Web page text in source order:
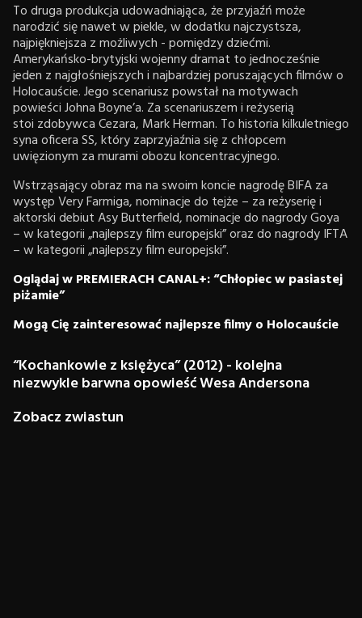
To druga produkcja udowadniająca, że przyjaźń może
narodzić się nawet w piekle, w dodatku najczystsza,
najpiękniejsza z możliwych - pomiędzy dziećmi.
Amerykańsko-brytyjski wojenny dramat to jednocześnie
jeden z najgłośniejszych i najbardziej poruszających filmów o
Holocauście. Jego scenariusz powstał na motywach
powieści Johna Boyne’a. Za scenariuszem i reżyserią
stoi zdobywca Cezara, Mark Herman. To historia kilkuletniego
syna oficera SS, który zaprzyjaźnia się z chłopcem
uwięzionym za murami obozu koncentracyjnego.
Wstrząsający obraz ma na swoim koncie nagrodę BIFA za
występ Very Farmiga, nominacje do tejże – za reżyserię i
aktorski debiut Asy Butterfield, nominacje do nagrody Goya
– w kategorii „najlepszy film europejski” oraz do nagrody IFTA
– w kategorii „najlepszy film europejski”.
Oglądaj w PREMIERACH CANAL+: “Chłopiec w pasiastej
piżamie”
Mogą Cię zainteresować najlepsze filmy o Holocauście
“Kochankowie z księżyca” (2012) - kolejna
niezwykle barwna opowieść Wesa Andersona
Zobacz zwiastun